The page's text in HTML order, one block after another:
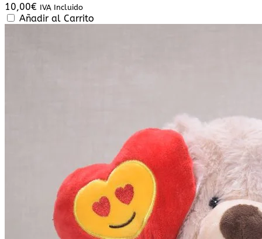
10,00€ IVA Incluido
Añadir al Carrito